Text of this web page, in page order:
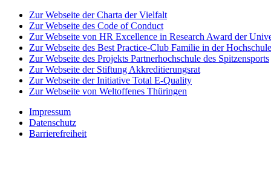
Zur Webseite der Charta der Vielfalt
Zur Webseite des Code of Conduct
Zur Webseite von HR Excellence in Research Award der
Zur Webseite des Best Practice-Club Familie in der Hochschule
Zur Webseite des Projekts Partnerhochschule des Spitzensports
Zur Webseite der Stiftung Akkreditierungsrat
Zur Webseite der Initiative Total E-Quality
Zur Webseite von Weltoffenes Thüringen
Impressum
Datenschutz
Barrierefreiheit